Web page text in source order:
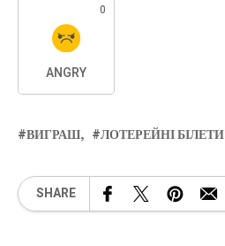
0
ANGRY
ВИГРАШ ЛОТЕРЕЙНІ БІЛЕТИ
SHARE